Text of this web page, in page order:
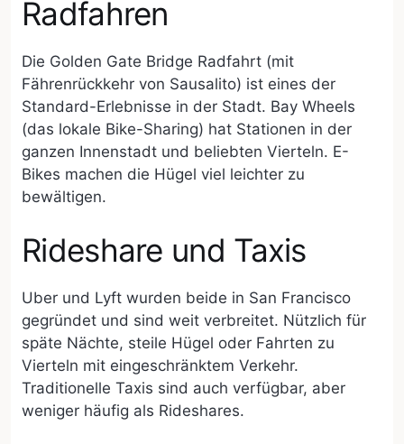
Radfahren
Die Golden Gate Bridge Radfahrt (mit
Fährenrückkehr von Sausalito) ist eines der
Standard-Erlebnisse in der Stadt. Bay Wheels
(das lokale Bike-Sharing) hat Stationen in der
ganzen Innenstadt und beliebten Vierteln. E-
Bikes machen die Hügel viel leichter zu
bewältigen.
Rideshare und Taxis
Uber und Lyft wurden beide in San Francisco
gegründet und sind weit verbreitet. Nützlich für
späte Nächte, steile Hügel oder Fahrten zu
Vierteln mit eingeschränktem Verkehr.
Traditionelle Taxis sind auch verfügbar, aber
weniger häufig als Rideshares.